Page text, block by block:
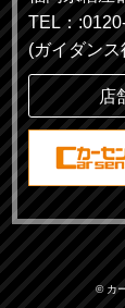
TEL：
(ガイダンス
店
© カ